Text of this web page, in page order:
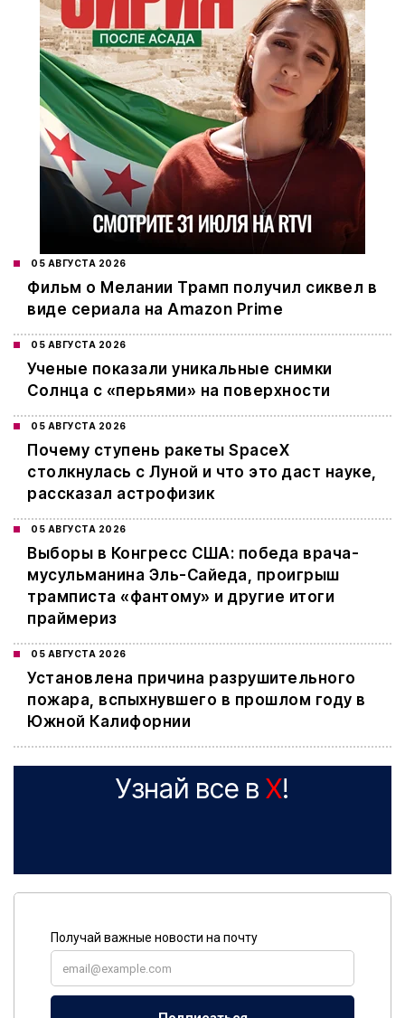
05 АВГУСТА 2026
Фильм о Мелании Трамп получил сиквел в
виде сериала на Amazon Prime
05 АВГУСТА 2026
Ученые показали уникальные снимки
Солнца с «перьями» на поверхности
05 АВГУСТА 2026
Почему ступень ракеты SpaceX
столкнулась с Луной и что это даст науке,
рассказал астрофизик
05 АВГУСТА 2026
Выборы в Конгресс США: победа врача-
мусульманина Эль-Сайеда, проигрыш
трамписта «фантому» и другие итоги
праймериз
05 АВГУСТА 2026
Установлена причина разрушительного
пожара, вспыхнувшего в прошлом году в
Южной Калифорнии
Узнай все в X!